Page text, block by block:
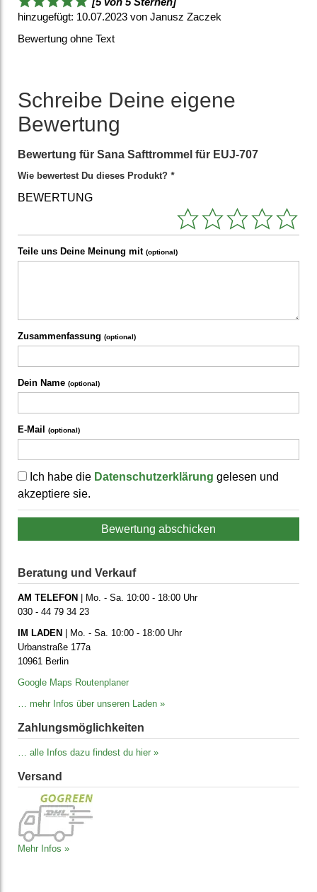
hinzugefügt: 10.07.2023 von Janusz Zaczek
Bewertung ohne Text
Schreibe Deine eigene
Bewertung
Bewertung für Sana Safttrommel für EUJ-707
Wie bewertest Du dieses Produkt? *
BEWERTUNG
Teile uns Deine Meinung mit (optional)
Zusammenfassung (optional)
Dein Name (optional)
E-Mail (optional)
Ich habe die Datenschutzerklärung gelesen und
akzeptiere sie.
Bewertung abschicken
Beratung und Verkauf
AM TELEFON
| Mo. - Sa. 10:00 - 18:00 Uhr
030 - 44 79 34 23
IM LADEN
| Mo. - Sa. 10:00 - 18:00 Uhr
Urbanstraße 177a
10961 Berlin
Google Maps Routenplaner
… mehr Infos über unseren Laden »
Zahlungs­möglich­keiten
… alle Infos dazu findest du hier »
Versand
Mehr Infos »